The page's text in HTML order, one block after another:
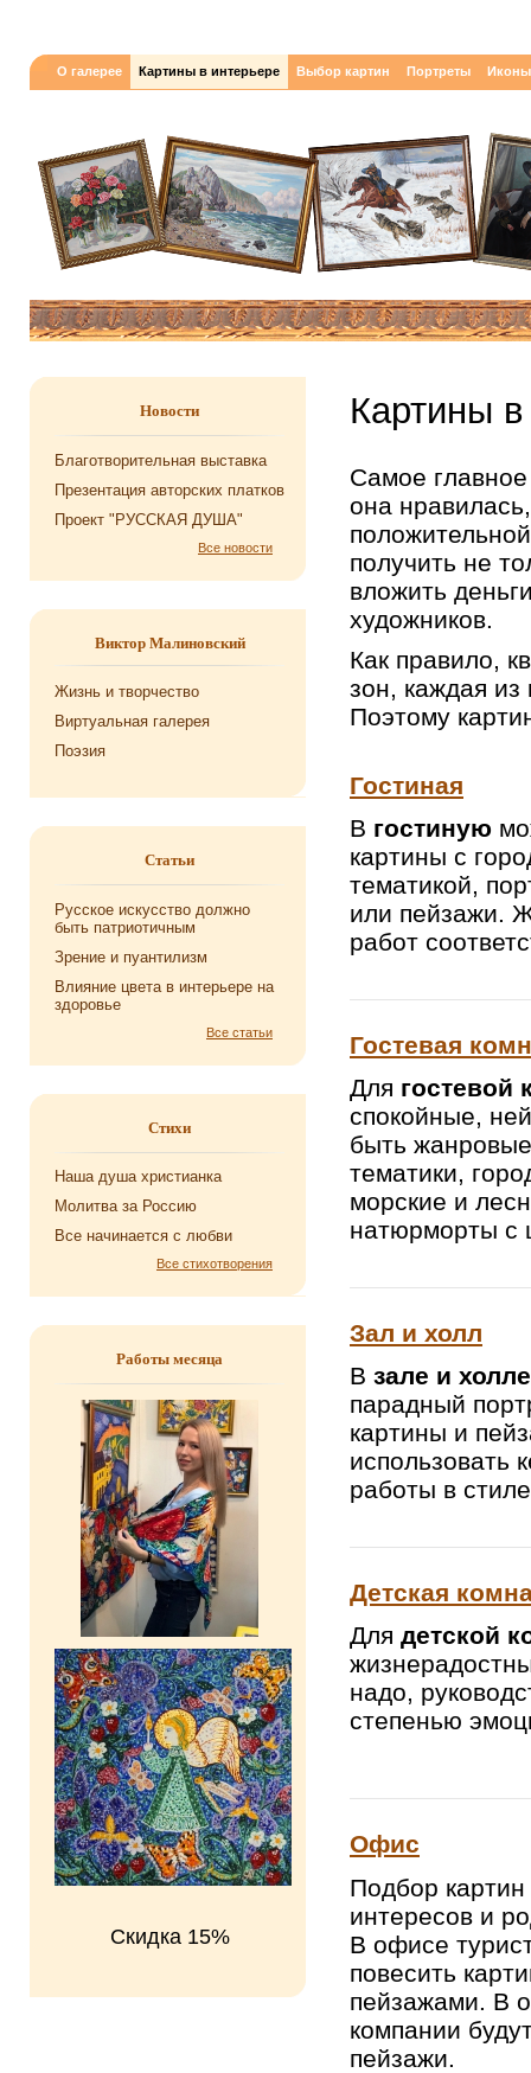
О галерее Картины в интерьере Выбор картин Портреты Иконы
Новости
Благотворительная выставка
Презентация авторских платков
Проект "РУССКАЯ ДУША"
Все новости
Виктор Малиновский
Жизнь и творчество
Виртуальная галерея
Поэзия
Статьи
Русское искусство должно
быть патриотичным
Зрение и пуантилизм
Влияние цвета в интерьере на
здоровье
Все статьи
Стихи
Наша душа хри­сти­ан­ка
Мо­лит­ва за Рос­сию
Все на­чи­на­ет­ся с любви
Все стихотворения
Работы месяца
Скидка 15%
Картины
Самое
она
получить не
вложить
художников.
Как правило,
зон, каждая
Поэтому
Гостиная
В гостиную
картины с
тематикой,
или пейзажи.
работ
Гостевая
Для гостевой
спокойные,
быть
тематики,
морские и
натюрморты с
Зал и холл
В зале и холле
парадный
картины и
использовать
работы в
Детская
Для детской
надо,
степенью
Офис
Подбор
интересов и
В офисе
повесить
пейзажами. В
компании
пейзажи.